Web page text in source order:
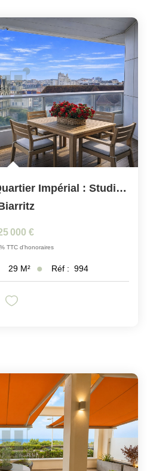
Plage Du Miramar, Quartier Impérial : Studio Avec Terrasse
000 €
TTC d'honoraires
29 M² Réf : 994